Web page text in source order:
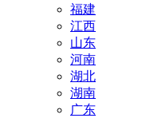
福建
江西
山东
河南
湖北
湖南
广东